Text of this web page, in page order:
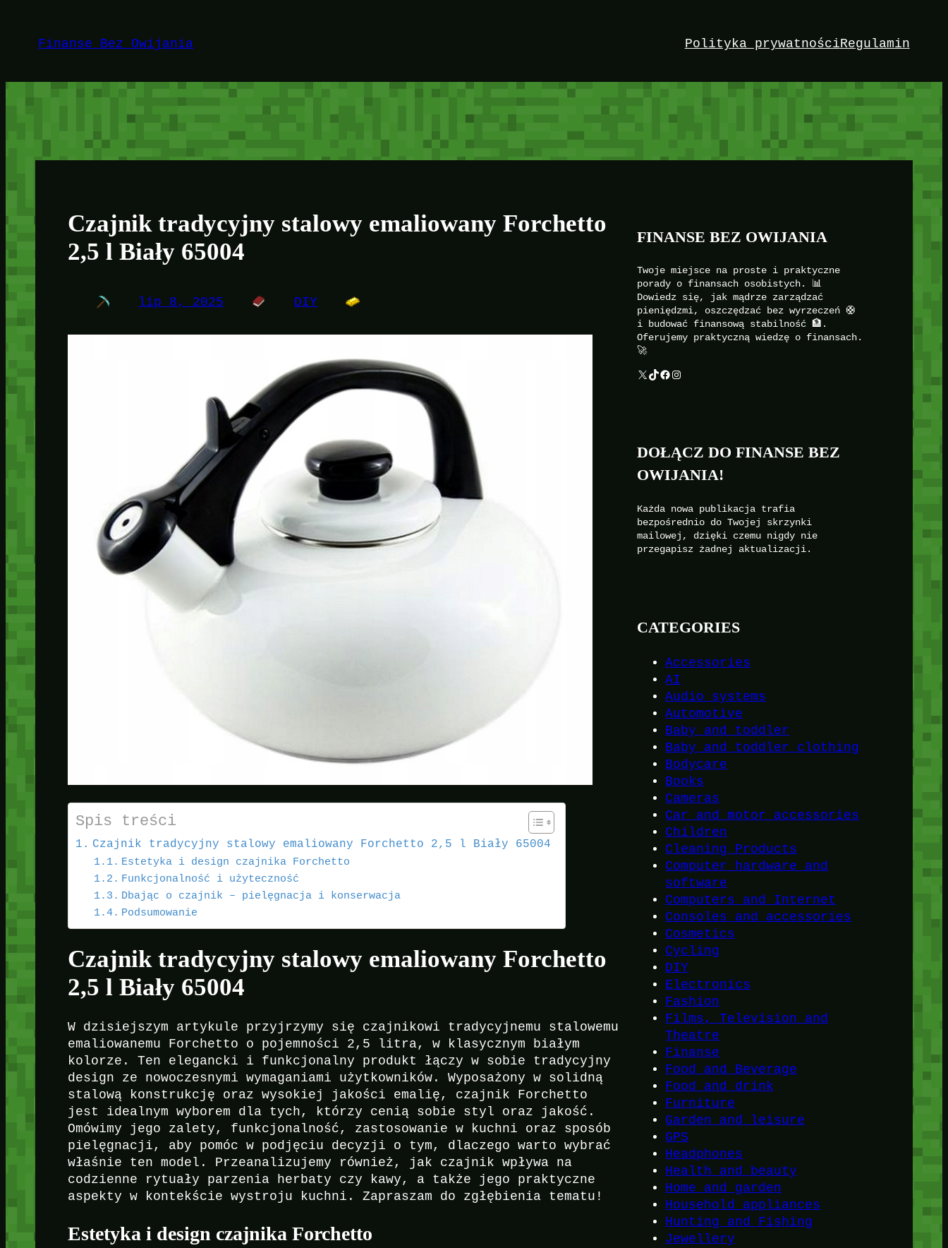
treściFinanse Bez Owijania Polityka prywatnościRegulamin
Czajnik tradycyjny stalowy emaliowany Forchetto
2,5 l Biały 65004
lip 8, 2025 DIY
Spis treści
Czajnik tradycyjny stalowy emaliowany Forchetto 2,5 l Biały 65004
Estetyka i design czajnika Forchetto
Funkcjonalność i użyteczność
Dbając o czajnik – pielęgnacja i konserwacja
Podsumowanie
Czajnik tradycyjny stalowy emaliowany Forchetto
2,5 l Biały 65004
W dzisiejszym artykule przyjrzymy się czajnikowi tradycyjnemu stalowemu
emaliowanemu Forchetto o pojemności 2,5 litra, w klasycznym białym
kolorze. Ten elegancki i funkcjonalny produkt łączy w sobie tradycyjny
design ze nowoczesnymi wymaganiami użytkowników. Wyposażony w solidną
stalową konstrukcję oraz wysokiej jakości emalię, czajnik Forchetto
jest idealnym wyborem dla tych, którzy cenią sobie styl oraz jakość.
Omówimy jego zalety, funkcjonalność, zastosowanie w kuchni oraz sposób
pielęgnacji, aby pomóc w podjęciu decyzji o tym, dlaczego warto wybrać
właśnie ten model. Przeanalizujemy również, jak czajnik wpływa na
codzienne rytuały parzenia herbaty czy kawy, a także jego praktyczne
aspekty w kontekście wystroju kuchni. Zapraszam do zgłębienia tematu!
Estetyka i design czajnika Forchetto
FINANSE BEZ OWIJANIA
Twoje miejsce na proste i praktyczne
porady o finansach osobistych. 📊
Dowiedz się, jak mądrze zarządzać
pieniędzmi, oszczędzać bez wyrzeczeń 🛟
i budować finansową stabilność 🏦.
Oferujemy praktyczną wiedzę o finansach.
🚀
X TikTok Facebook Instagram
DOŁĄCZ DO FINANSE BEZ
OWIJANIA!
Każda nowa publikacja trafia
bezpośrednio do Twojej skrzynki
mailowej, dzięki czemu nigdy nie
przegapisz żadnej aktualizacji.
CATEGORIES
Accessories
AI
Audio systems
Automotive
Baby and toddler
Baby and toddler clothing
Bodycare
Books
Cameras
Car and motor accessories
Children
Cleaning Products
Computer hardware and
software
Computers and Internet
Consoles and accessories
Cosmetics
Cycling
DIY
Electronics
Fashion
Films, Television and
Theatre
Finanse
Food and Beverage
Food and drink
Furniture
Garden and leisure
GPS
Headphones
Health and beauty
Home and garden
Household appliances
Hunting and Fishing
Jewellery